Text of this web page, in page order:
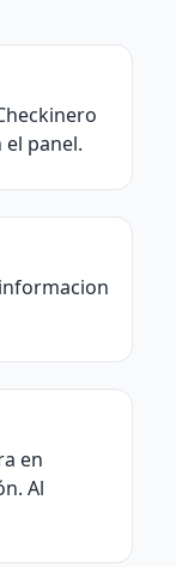
el panel.
en
Al